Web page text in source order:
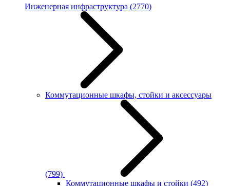
Инженерная инфраструктура (2770)
Коммутационные шкафы, стойки и аксессуары
(799)
Коммутационные шкафы и стойки (492)